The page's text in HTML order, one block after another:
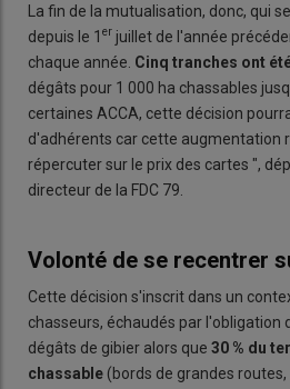
La fin de la mutualisation, donc, qui
depuis le 1 er juillet de l'année
chaque année. Cinq tranches ont
dégâts pour 1 000 ha chassables
certaines ACCA, cette décision
d'adhérents car cette augmentation
répercuter sur le prix des cartes ",
directeur de la FDC 79.
Volonté de se recentrer
Cette décision s'inscrit dans un
chasseurs, échaudés par l'obligation
dégâts de gibier alors que 30 % du
chassable (bords de grandes